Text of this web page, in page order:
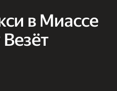
в Миассе